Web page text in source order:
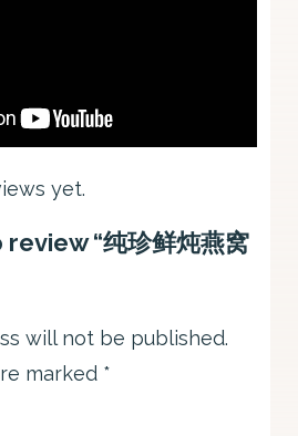
yet.
“纯珍鲜炖燕窝
will not be published.
marked *